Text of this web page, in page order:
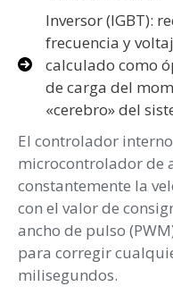
Inversor (IGBT):
frecuencia y
calculado como
de carga del
«cerebro» del
El controlador
microcontrolador de
constantemente la
con el valor de
ancho de pulso
para corregir
milisegundos.